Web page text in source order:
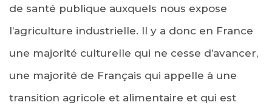
de santé publique auxquels nous expose
l’agriculture industrielle. Il y a donc en France
une majorité culturelle qui ne cesse d’avancer,
une majorité de Français qui appelle à une
transition agricole et alimentaire et qui est